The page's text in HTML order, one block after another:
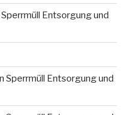
Entsorgung und
Sperrmüll Entsorgung und